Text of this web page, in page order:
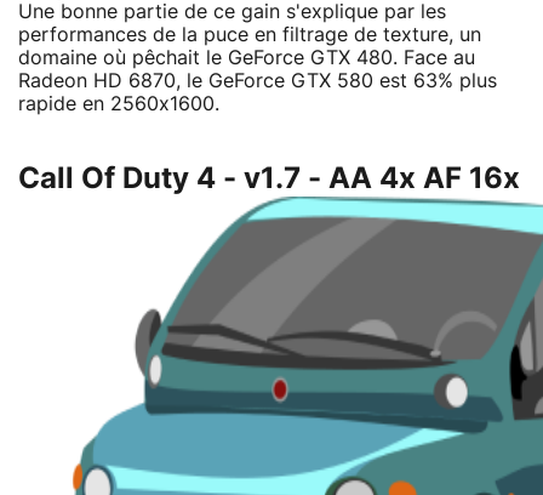
Une bonne partie de ce gain s'explique par les
performances de la puce en filtrage de texture, un
domaine où pêchait le GeForce GTX 480. Face au
Radeon HD 6870, le GeForce GTX 580 est 63% plus
rapide en 2560x1600.
Call Of Duty 4 - v1.7 - AA 4x AF 16x